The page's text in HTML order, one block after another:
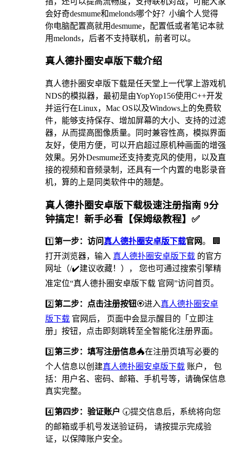
会好奇desmume和melonds哪个好？小编个人觉得
你电脑配置高就用desmume，配置低或者笔记本就
用melonds，后者不支持联机，前者可以。
真人德扑圈安卓版下载介绍
真人德扑圈安卓版下载是任天堂上一代掌上游戏机
NDS的模拟器，最初是由YopYop156使用C++开发
并运行在Linux，Mac OS以及Windows上的免费软
件，能够支持保存、增加屏幕的大小、支持的过滤
器，从而提高图像质量。同时兼容性高，模拟界面
友好，使用方便，可以开启超过原机种画面的增强
效果。另外Desmume还支持麦克风的使用，以及直
接的视频和音频录制，还具有一个内置的电影录音
机，算的上是同类软件中的翘楚。
真人德扑圈安卓版下载极速注册指南 9分
钟搞定！新手必看【保姆级教程】✅
1️⃣第一步：访问 真人德扑圈安卓版下载官网。 🏢
打开浏览器，输入 真人德扑圈安卓版下载 的官方
网址（/✔️建议收藏！）， 您也可通过搜索引擎精
准定位“真人德扑圈安卓版下载 官网”访问首页。
2️⃣第二步：点击注册按钮🏵进入真人德扑圈安卓
版下载 官网后， 页面中会显示醒目的「立即注
册」按钮，点击即刻跳转至全智能化注册界面。
3️⃣第三步：填写注册信息🐲在注册页填写必要的
个人信息以创建真人德扑圈安卓版下载 账户， 包
括：用户名、密码、邮箱、手机号等，请确保信息
真实完整。
4️⃣第四步：验证账户 🕢提交信息后，系统将向您
的邮箱或手机号发送验证码， 请按提示完成验
证，以保障账户安全。